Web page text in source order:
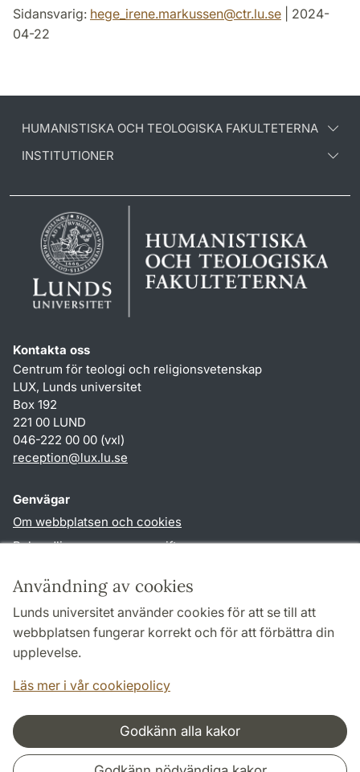
Användning av cookies
Lunds universitet använder cookies för att se till att
webbplatsen fungerar korrekt och för att förbättra din
upplevelse.
Läs mer i vår cookiepolicy
Godkänn alla kakor
Sidansvarig: hege_irene.markussen@ctr.lu.se | 2024-
04-22
HUMANISTISKA OCH TEOLOGISKA FAKULTETERNA
INSTITUTIONER
Kontakta oss
Centrum för teologi och religionsvetenskap
LUX, Lunds universitet
Box 192
221 00 LUND
046-222 00 00 (vxl)
reception@lux.lu.se
Genvägar
Om webbplatsen och cookies
Behandling av personuppgifter
TYPO3-login
Följ oss i sociala medier
Samarbeten och nätverk